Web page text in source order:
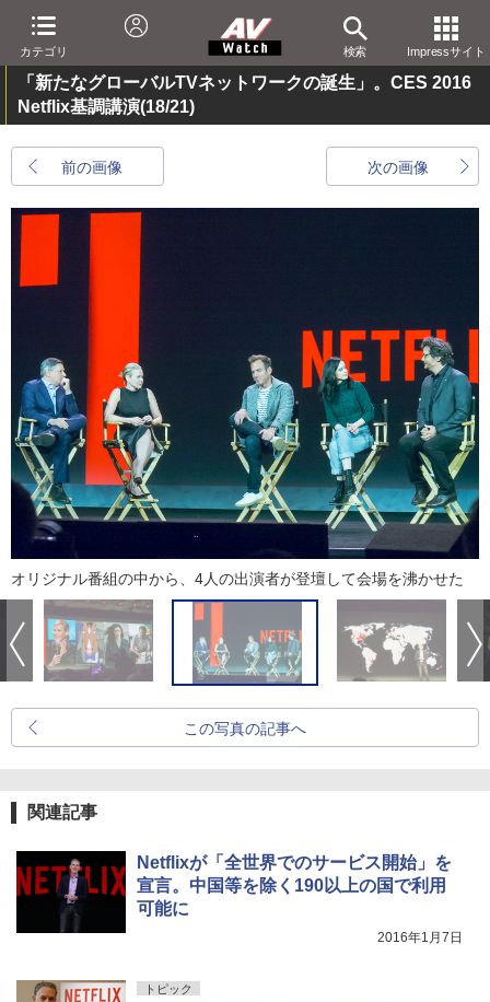
カテゴリ 検索 Impressサイト
「新たなグローバルTVネットワークの誕生」。CES 2016
Netflix基調講演(18/21)
前の画像 次の画像
オリジナル番組の中から、4人の出演者が登壇して会場を沸かせた
この写真の記事へ
関連記事
Netflixが「全世界でのサービス開始」を
宣言。中国等を除く190以上の国で利用
可能に
2016年1月7日
トピック